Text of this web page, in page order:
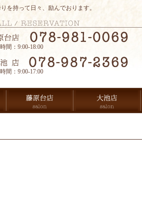
を持って日々、励んでおります。
間：9:00-18:00
間：9:00-17:00